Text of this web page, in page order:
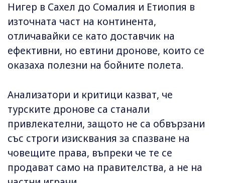
Нигер в Сахел до Сомалия и Етиопия в
източната част на континента,
отличавайки се като доставчик на
ефективни, но евтини дронове, които се
оказаха полезни на бойните полета.
Анализатори и критици казват, че
турските дронове са станали
привлекателни, защото не са обвързани
със строги изисквания за спазване на
човещите права, въпреки че те се
продават само на правителства, а не на